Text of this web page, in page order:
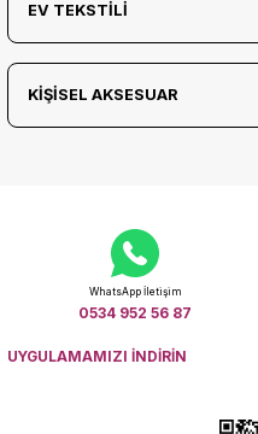
EV TEKSTİLİ
KİŞİSEL AKSESUAR
WhatsApp İletişim
0534 952 56 87
UYGULAMAMIZI İNDİRİN